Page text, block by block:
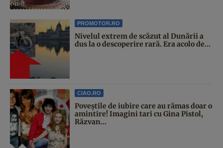
PROMOTOR.RO
Nivelul extrem de scăzut al Dunării a
dus la o descoperire rară. Era acolo de...
CIAO.RO
Poveştile de iubire care au rămas doar o
amintire! Imagini tari cu Gina Pistol,
Răzvan...